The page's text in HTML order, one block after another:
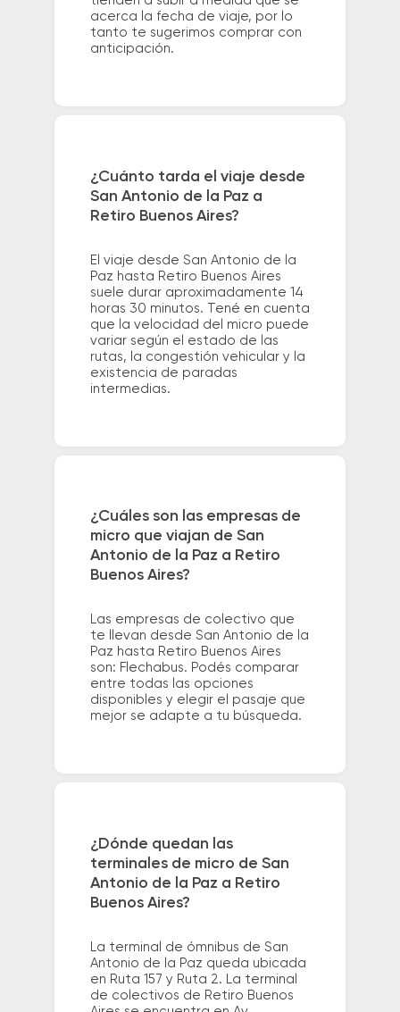
acerca la fecha de viaje, por lo
tanto te sugerimos comprar con
anticipación.
¿Cuánto tarda el viaje desde
San Antonio de la Paz a
Retiro Buenos Aires?
El viaje desde San Antonio de la
Paz hasta Retiro Buenos Aires
suele durar aproximadamente 14
horas 30 minutos. Tené en cuenta
que la velocidad del micro puede
variar según el estado de las
rutas, la congestión vehicular y la
existencia de paradas
intermedias.
¿Cuáles son las empresas de
micro que viajan de San
Antonio de la Paz a Retiro
Buenos Aires?
Las empresas de colectivo que
te llevan desde San Antonio de la
Paz hasta Retiro Buenos Aires
son: Flechabus. Podés comparar
entre todas las opciones
disponibles y elegir el pasaje que
mejor se adapte a tu búsqueda.
¿Dónde quedan las
terminales de micro de San
Antonio de la Paz a Retiro
Buenos Aires?
La terminal de ómnibus de San
Antonio de la Paz queda ubicada
en Ruta 157 y Ruta 2. La terminal
de colectivos de Retiro Buenos